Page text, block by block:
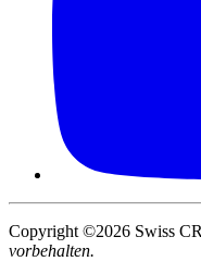
Copyright ©2026 Swiss
vorbehalten.